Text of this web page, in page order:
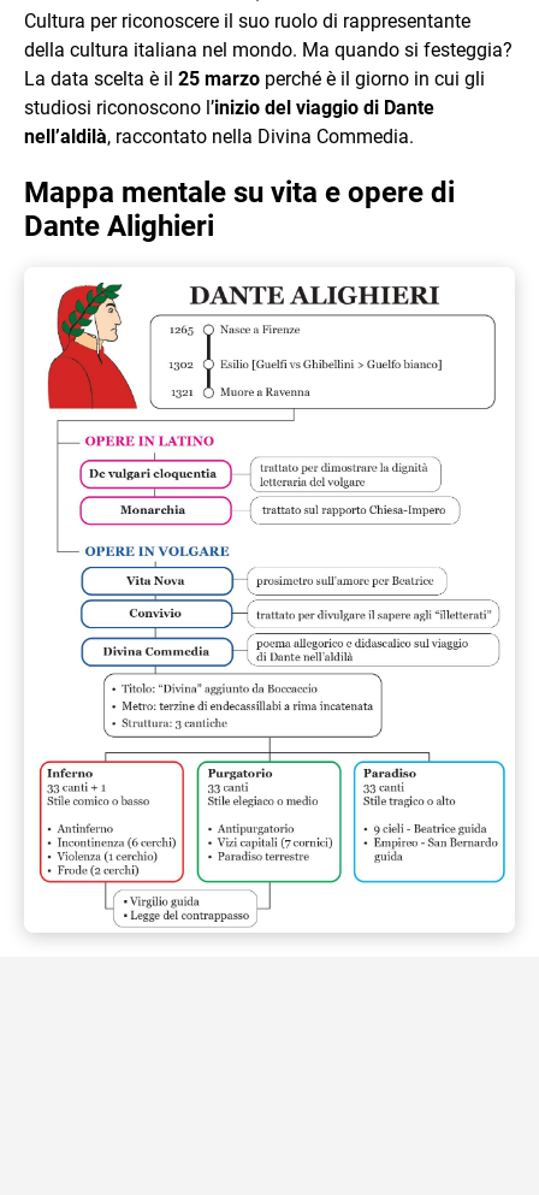
Cultura per riconoscere il suo ruolo di rappresentante
della cultura italiana nel mondo. Ma quando si festeggia?
La data scelta è il 25 marzo perché è il giorno in cui gli
studiosi riconoscono l’inizio del viaggio di Dante
nell’aldilà, raccontato nella Divina Commedia.
Mappa mentale su vita e opere di
Dante Alighieri